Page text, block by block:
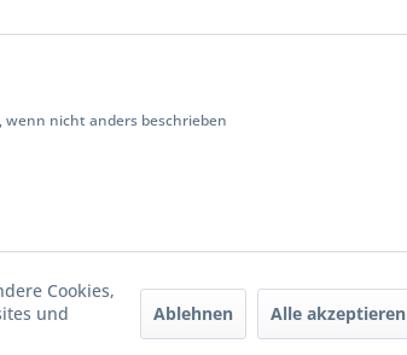
nicht anders beschrieben
Cookies,
und
Ablehnen Alle akzeptieren